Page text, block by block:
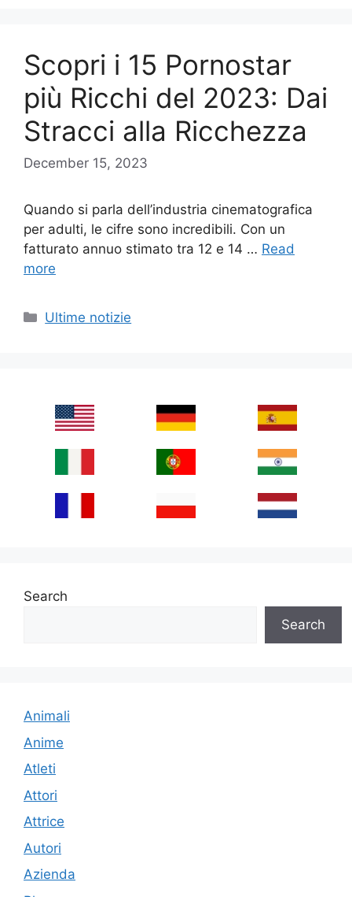
Scopri i 15 Pornostar
più Ricchi del 2023: Dai
Stracci alla Ricchezza
December 15, 2023
Quando si parla dell’industria cinematografica
per adulti, le cifre sono incredibili. Con un
fatturato annuo stimato tra 12 e 14 … Read
more
Categories
Ultime notizie
Search
Search
Animali
Anime
Atleti
Attori
Attrice
Autori
Azienda